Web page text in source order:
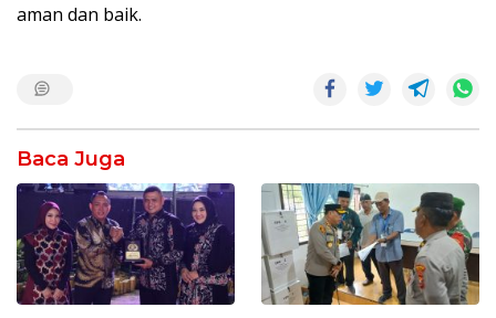
aman dan baik.
Baca Juga